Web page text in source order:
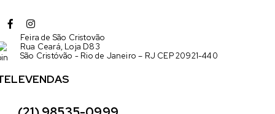
Feira de São Cristovão
Rua Ceará, Loja D83
São Cristóvão - Rio de Janeiro – RJ CEP 20921-440